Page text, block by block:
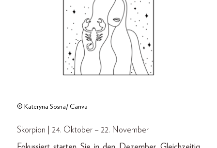
© Kateryna Sosna/ Canva
Skorpion | 24. Oktober – 22. November